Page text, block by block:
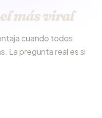
más viral
cuando todos
La pregunta real es si